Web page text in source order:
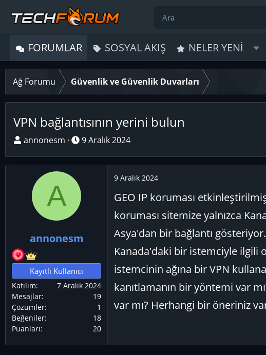
FORUMLAR SOSYAL AKIŞ NELER YENI
Ağ Forumu Güvenlik ve Güvenlik Duvarları
VPN bağlantısının yerini bulun
K
n
l
a
a
n
annonesm
B
ş
ç
a
r
i
9 Aralık 2024
A
annonesm
Kayıtlı Kullanıcı
Katılım
7 Aralık 2024
Mesajlar
19
Çözümler
1
Beğeniler
18
Puanları
20
9 Aralık 2024
GEO IP koruması
koruması sitemize yalnızca
Asya'dan bir bağlantı
Kanada'daki bir istemciyle ilgili
istemcinin ağına bir VPN
kanıtlamanın bir yöntemi var
var mı? Herhangi bir öneriniz